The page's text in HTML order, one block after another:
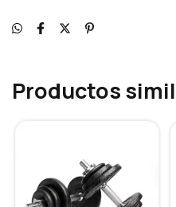
Productos